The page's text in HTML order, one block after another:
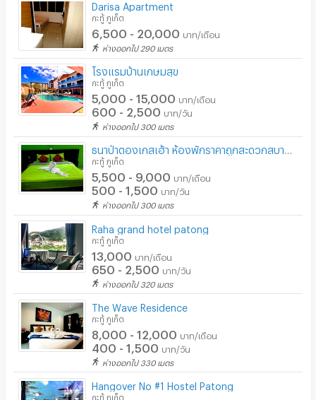
Darisa Apartment
กะทู้ ภูเก็ต
6,500 - 20,000 บาท/เดือน
ห่างออกไป 290 เมตร
โรงแรมบ้านเกษมสุข
กะทู้ ภูเก็ต
5,000 - 15,000 บาท/เดือน
600 - 2,500 บาท/วัน
ห่างออกไป 300 เมตร
กะทู้ ภูเก็ต
5,500 - 9,000 บาท/เดือน
500 - 1,500 บาท/วัน
ห่างออกไป 300 เมตร
Raha grand hotel patong
กะทู้ ภูเก็ต
13,000 บาท/เดือน
650 - 2,500 บาท/วัน
ห่างออกไป 320 เมตร
The Wave Residence
กะทู้ ภูเก็ต
8,000 - 12,000 บาท/เดือน
400 - 1,500 บาท/วัน
ห่างออกไป 330 เมตร
Hangover No #1 Hostel Patong
กะทู้ ภูเก็ต